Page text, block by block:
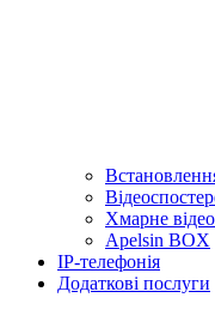
Хмарне
Apelsin BOX
IP-телефонія
Додаткові послуги